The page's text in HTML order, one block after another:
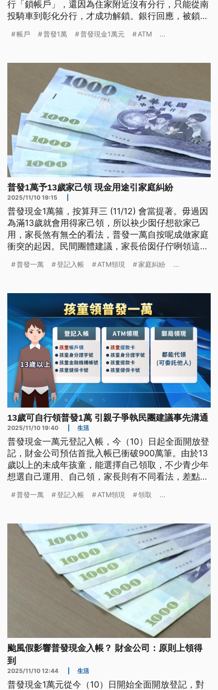
行「鎖帳戶」，還因為住家附近沒有分行，只能從南
投騎車到彰化分行，才成功解鎖。銀行回應，被鎖定
會則表示，沒有任何案例是因為普發現金1萬元入帳
帳戶 普發1萬 普發現金1萬元 ATM ...
普發1萬予13歲家己領 現金用途引家庭糾紛
2025/11/10 19:15
普發現金1萬箍，按算拜三 (11/12) 會當提著。毋過因
為滿13歲就會用得家己領，所以袂少囡仔想欲家己
用，家長煞有無仝的看法，普發一萬自按呢成做家庭
衝突的起因。民間團體建議，家長佮囡仔佇咧領這一
語文）
普發一萬 登記入帳 ATM領現 家庭糾紛 ...
13歲可自行領普發1萬 引親子爭執民團建議事先溝通
2025/11/10 19:40 生活
普發現金一萬元登記入帳，今（10）日起全面開放登
記，財金公司預估首批入帳已衝破900萬筆。由於13
歲以上的未成年孩童，能選擇自己領取，不少青少年
想選自己運用、自己領，家長則有不同看法，差點引
雙方做好溝通，避免爭執；財政部回應，會以13歲作
普發一萬 登記入帳 ATM領現 領取 ...
颱風假影響普發現金入帳？ 財金公司：原則上領得
到
2025/11/10 12:44 生活
普發現金1萬元從今（10）日開始全面開放登記，對